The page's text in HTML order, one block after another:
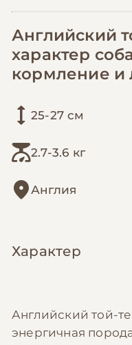
Английский
характер
кормление и
25-27 см
2.7-3.6 кг
Англия
Характер
Английский той-
энергичная